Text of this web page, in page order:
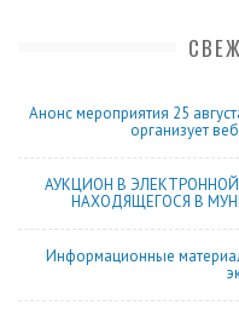
Анонс мероприятия 25
организует
АУКЦИОН В
НАХОДЯЩЕГОСЯ В
Информационные